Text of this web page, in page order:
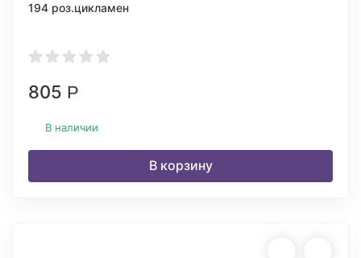
194 роз.цикламен
805 Р
В наличии
В корзину